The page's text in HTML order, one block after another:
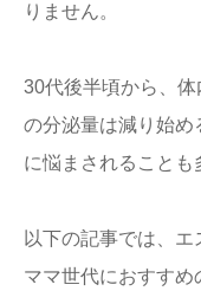
りません。
30代後半頃から、体
の分泌量は減り始め
に悩まされることも
以下の記事では、エ
ママ世代におすすめ